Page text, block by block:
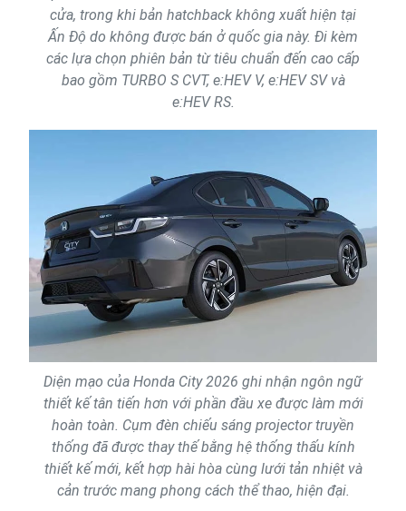
cửa, trong khi bản hatchback không xuất hiện tại
Ấn Độ do không được bán ở quốc gia này. Đi kèm
các lựa chọn phiên bản từ tiêu chuẩn đến cao cấp
bao gồm TURBO S CVT, e:HEV V, e:HEV SV và
e:HEV RS.
Diện mạo của Honda City 2026 ghi nhận ngôn ngữ
thiết kế tân tiến hơn với phần đầu xe được làm mới
hoàn toàn. Cụm đèn chiếu sáng projector truyền
thống đã được thay thế bằng hệ thống thấu kính
thiết kế mới, kết hợp hài hòa cùng lưới tản nhiệt và
cản trước mang phong cách thể thao, hiện đại.